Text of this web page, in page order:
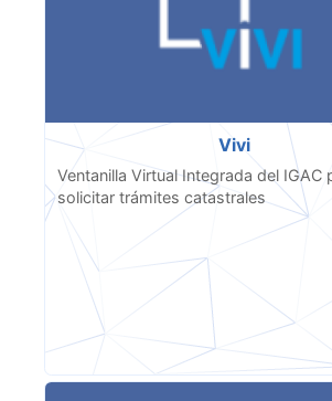
Vivi
Ventanilla Virtual Integrada del IGAC
solicitar trámites catastrales